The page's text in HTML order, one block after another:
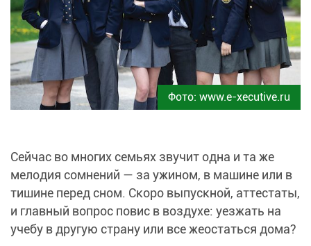
Фото: www.e-xecutive.ru
Сейчас во многих семьях звучит одна и та же
мелодия сомнений — за ужином, в машине или в
тишине перед сном. Скоро выпускной, аттестаты,
и главный вопрос повис в воздухе: уезжать на
учебу в другую страну или все жеостаться дома?